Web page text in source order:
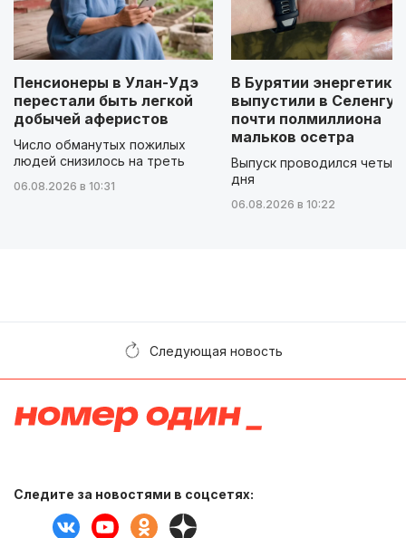
Пенсионеры в Улан-Удэ
перестали быть легкой
добычей аферистов
Число обманутых пожилых
людей снизилось на треть
06.08.2026 в 10:31
В Бурятии энергетики
выпустили в Селенгу
почти полмиллиона
мальков осетра
Выпуск проводился
дня
06.08.2026 в 10:22
Следующая новость
Следите за новостями в соцсетях: